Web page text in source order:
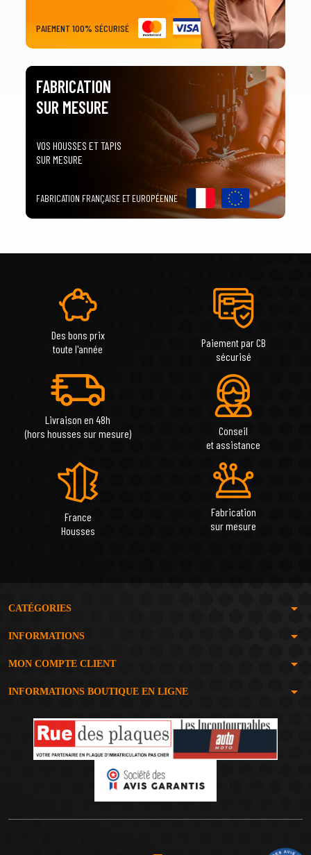
SÉLECTIONNEZ LE TYPE DE VOTRE VÉHICULE
Tous les types arrow_drop_down
SÉLECTIONNEZ LA MARQUE DE VOTRE VÉHICULE
Toutes les marques
arrow_drop_down
PRÉCISEZ LE MODÈLE
arrow_drop_down
PAIEMENT 100% SÉCURISÉ
FABRICATION
SUR MESURE
VOS HOUSSES ET TAPIS
SUR MESURE
FABRICATION FRANÇAISE ET EUROPÉENNE
Des bons prix
toute l'année
Paiement par CB
sécurisé
Livraison en 48h
(hors housses sur mesure)
Conseil
et assistance
France
Housses
Fabrication
sur mesure
CATÉGORIES arrow_drop_down
INFORMATIONS arrow_drop_down
MON COMPTE CLIENT arrow_drop_down
INFORMATIONS BOUTIQUE EN LIGNE arrow_drop_down